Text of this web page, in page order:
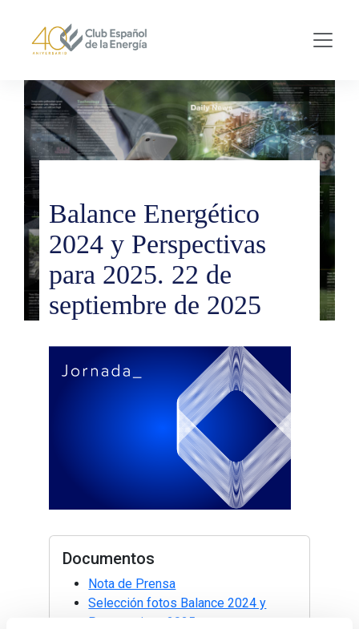
Balance Energético
2024 y Perspectivas
para 2025. 22 de
septiembre de 2025
Documentos
Nota de Prensa
Selección fotos Balance 2024 y
Perspectivas 2025